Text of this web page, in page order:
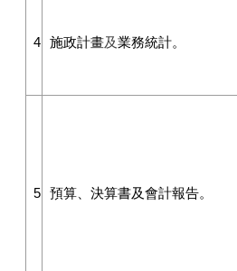
4 施政計畫及業務統計。
5 預算、決算書及會計報告。